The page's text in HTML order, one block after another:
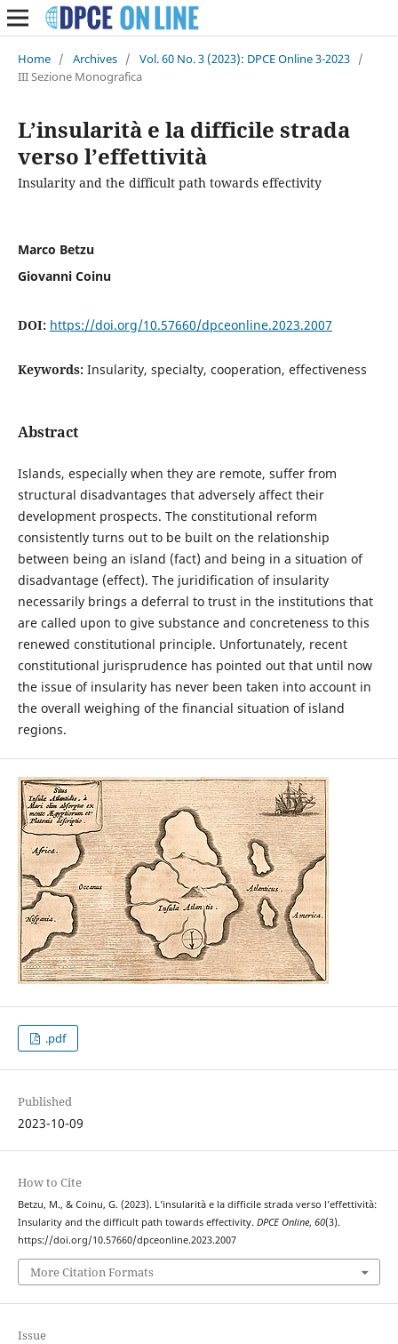
Home / Archives / Vol. 60 No. 3 (2023): DPCE Online 3-2023 /
III Sezione Monografica
L’insularità e la difficile strada
verso l’effettività
Insularity and the difficult path towards effectivity
Marco Betzu
Giovanni Coinu
DOI: https://doi.org/10.57660/dpceonline.2023.2007
Keywords: Insularity, specialty, cooperation, effectiveness
Abstract
Islands, especially when they are remote, suffer from
structural disadvantages that adversely affect their
development prospects. The constitutional reform
consistently turns out to be built on the relationship
between being an island (fact) and being in a situation of
disadvantage (effect). The juridification of insularity
necessarily brings a deferral to trust in the institutions that
are called upon to give substance and concreteness to this
renewed constitutional principle. Unfortunately, recent
constitutional jurisprudence has pointed out that until now
the issue of insularity has never been taken into account in
the overall weighing of the financial situation of island
regions.
.pdf
Published
2023-10-09
How to Cite
Betzu, M., & Coinu, G. (2023). L’insularità e la difficile strada verso l’effettività:
Insularity and the difficult path towards effectivity. DPCE Online, 60(3).
https://doi.org/10.57660/dpceonline.2023.2007
More Citation Formats
Issue